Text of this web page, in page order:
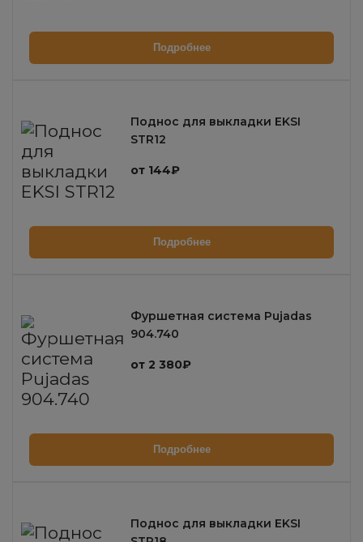
Подробнее
Поднос для выкладки EKSI
STR12
от 144₽
Подробнее
Фуршетная система Pujadas
904.740
от 2 380₽
Подробнее
Поднос для выкладки EKSI